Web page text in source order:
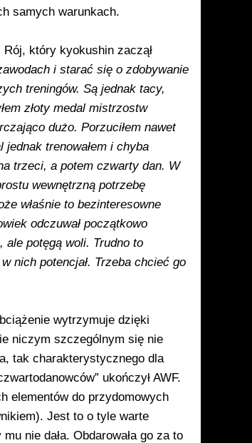
samych warun­kach.
Rój, który kyokushin zaczął
i starać się o zdoby­wanie
treningów. Są jednak tacy,
złoty medal mistrzostw
dużo. Porzuciłem nawet
trenowałem i chyba
trzeci, a potem czwarty dan. W
wewnętrzną potrzebę
właśnie to bezinte­resowne
odczuwał początkowo
ale potęgą woli. Trudno to
nich potencjał. Trzeba chcieć go
wytrzymuje dzięki
niczym szczegól­nym się nie
tak charakterystycz­nego dla
ukończył AWF.
ele­mentów do przydomowych
Jest to o tyle warte
nie dała. Obdarowała go za to